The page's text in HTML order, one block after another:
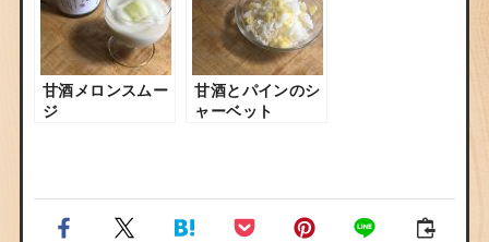
甘酒メロンスムー
ジ
甘酒とパインのシ
ャーベット